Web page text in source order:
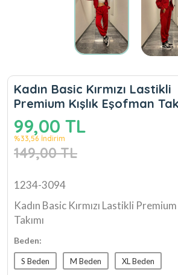
Kadın Basic Kırmızı Lastikli
Premium Kışlık Eşofman
99,00 TL
%33,56 İndirim
149,00 TL
1234-3094
Kadın Basic Kırmızı Lastikli
Takımı
Beden:
S Beden M Beden XL Beden